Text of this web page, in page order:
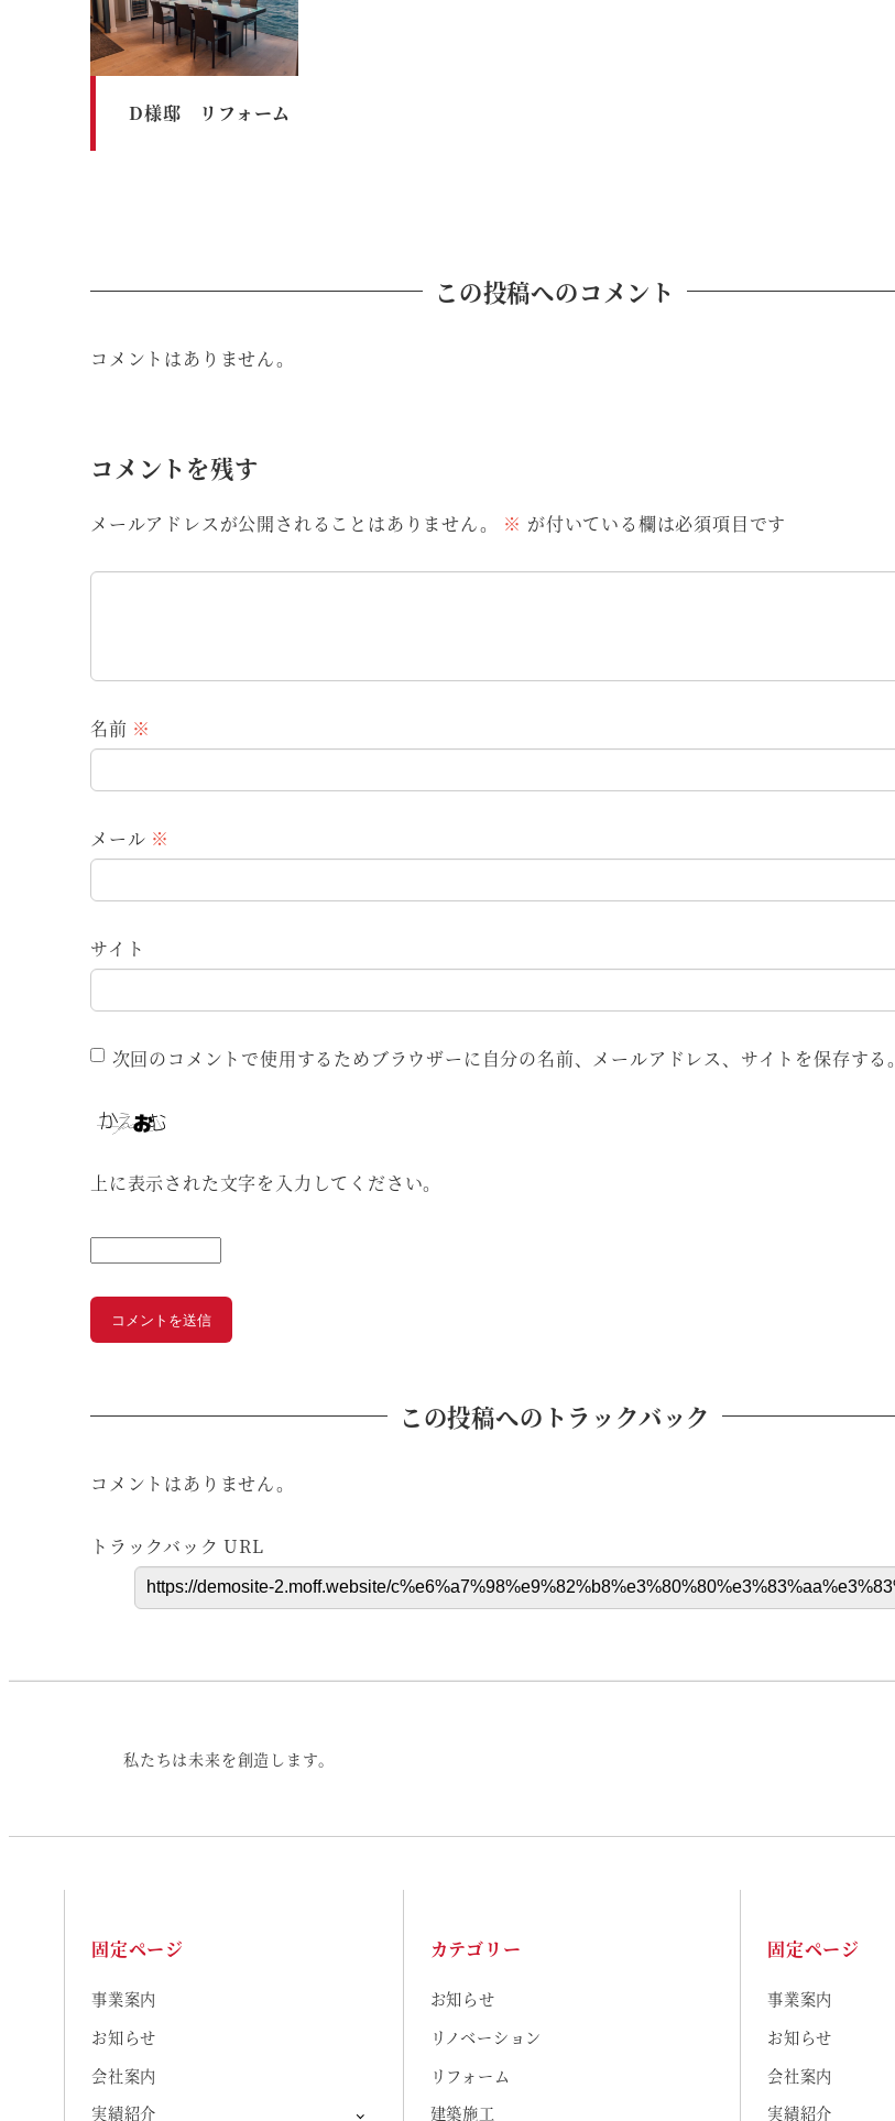
D様邸 リフォーム
この投稿へのコメント
コメントはありません。
コメントを残す
メールアドレスが公開されることはありません。 ※ が付いている欄は必須項目です
名前 ※
メール ※
サイト
次回のコメントで使用するためブラウザーに自分の名前、メールアドレス、サイトを保存する。
上に表示された文字を入力してください。
この投稿へのトラックバック
コメントはありません。
トラックバック URL
私たちは未来を創造します。
固定ページ
事業案内
お知らせ
会社案内
実績紹介
カテゴリー
お知らせ
リノベーション
リフォーム
建築施工
固定ページ
事業案内
お知らせ
会社案内
実績紹介